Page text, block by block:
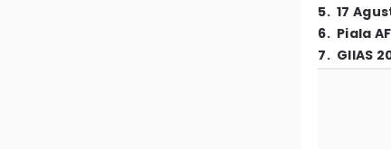
5. 17
6. Piala
7. GIIAS